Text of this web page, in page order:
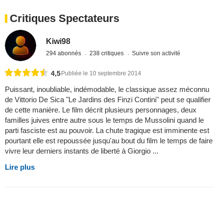
Critiques Spectateurs
Kiwi98
294 abonnés 238 critiques Suivre son activité
4,5 Publiée le 10 septembre 2014
Puissant, inoubliable, indémodable, le classique assez méconnu
de Vittorio De Sica "Le Jardins des Finzi Contini" peut se qualifier
de cette manière. Le film décrit plusieurs personnages, deux
familles juives entre autre sous le temps de Mussolini quand le
parti fasciste est au pouvoir. La chute tragique est imminente est
pourtant elle est repoussée jusqu'au bout du film le temps de faire
vivre leur derniers instants de liberté à Giorgio ...
Lire plus